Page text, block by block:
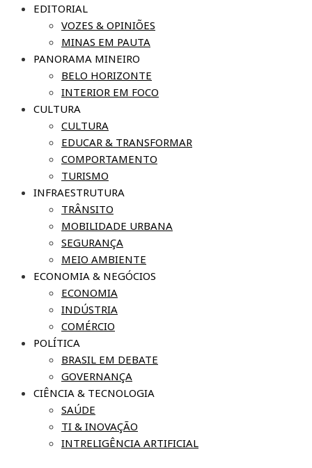
EDITORIAL
VOZES & OPINIÕES
MINAS EM PAUTA
PANORAMA MINEIRO
BELO HORIZONTE
INTERIOR EM FOCO
CULTURA
CULTURA
EDUCAR & TRANSFORMAR
COMPORTAMENTO
TURISMO
INFRAESTRUTURA
TRÂNSITO
MOBILIDADE URBANA
SEGURANÇA
MEIO AMBIENTE
ECONOMIA & NEGÓCIOS
ECONOMIA
INDÚSTRIA
COMÉRCIO
POLÍTICA
BRASIL EM DEBATE
GOVERNANÇA
CIÊNCIA & TECNOLOGIA
SAÚDE
TI & INOVAÇÃO
INTRELIGÊNCIA ARTIFICIAL